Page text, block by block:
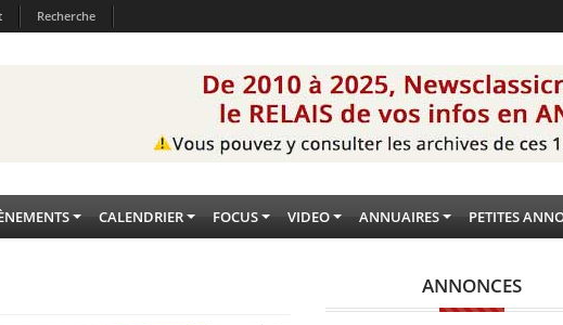
Recherche
CALENDRIER FOCUS VIDEO ANNUAIRES PETITES
ANNONCES